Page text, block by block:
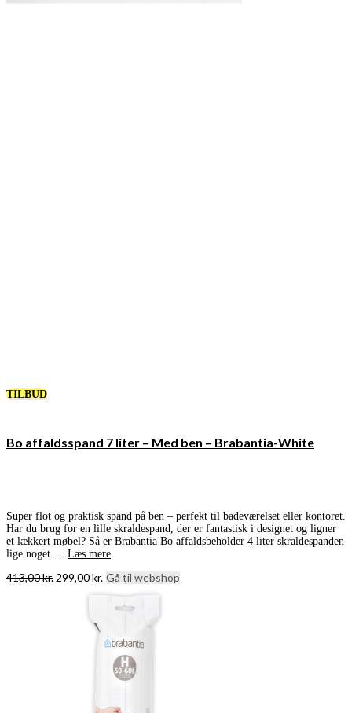
TILBUD
Bo affaldsspand 7 liter – Med ben – Brabantia-White
Super flot og praktisk spand på ben – perfekt til badeværelset eller kontoret.
Har du brug for en lille skraldespand, der er fantastisk i designet og ligner
et lækkert møbel? Så er Brabantia Bo affaldsbeholder 4 liter skraldespanden
lige noget … Læs mere
413,00kr. Den
413,00 kr..
299,00kr.Den
299,00 kr..
Gå til webshop